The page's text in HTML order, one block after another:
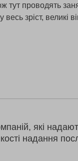
тут проводять
весь зріст, великі
які
надання